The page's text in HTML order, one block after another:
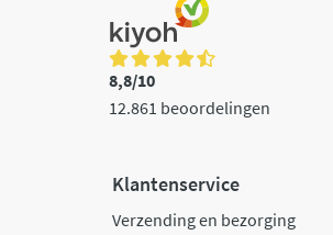
8,8/10
12.861 beoordelingen
Klantenservice
Verzending en bezorging